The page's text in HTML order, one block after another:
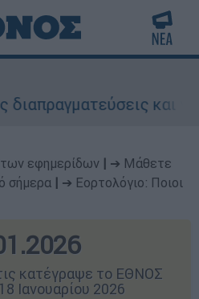
και γιατί
εφημερίδων
➔ Μάθετε
σήμερα
➔ Εορτολόγιο: Ποιοι
κατέγραψε το ΕΘΝΟΣ
Ιανουαρίου 2026